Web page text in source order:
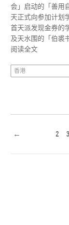
会」启动的「善
天正式向参加计划
首天派发现金券的
及天水围的「伯裘
阅读全文
香港
← 2 3